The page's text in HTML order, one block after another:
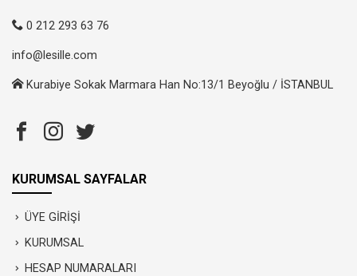
0 212 293 63 76
info@lesille.com
Kurabiye Sokak Marmara Han No:13/1 Beyoğlu / İSTANBUL
KURUMSAL SAYFALAR
ÜYE GİRİŞİ
KURUMSAL
HESAP NUMARALARI